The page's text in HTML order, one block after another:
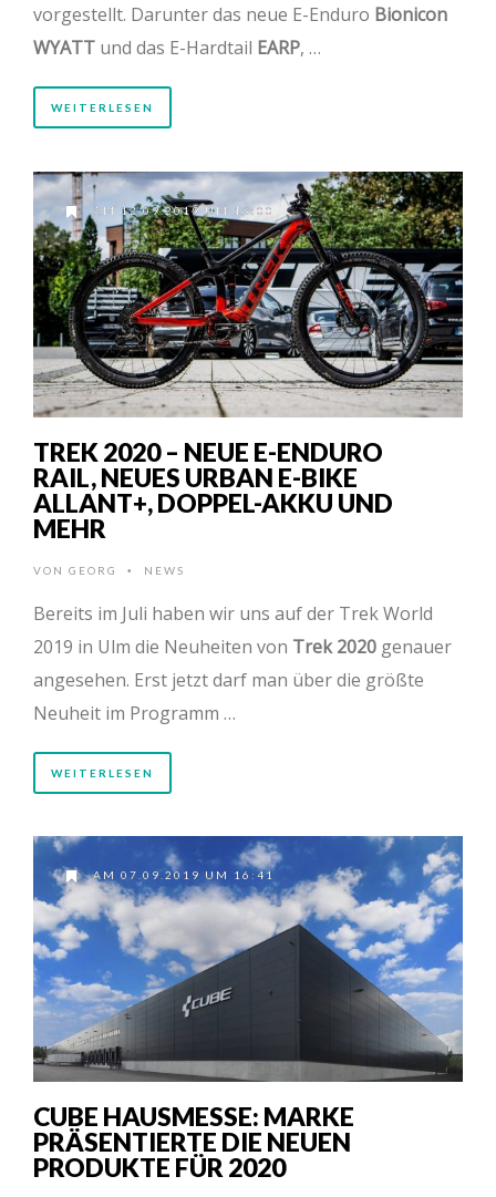
vorgestellt. Darunter das neue E-Enduro Bionicon
WYATT und das E-Hardtail EARP, …
WEITERLESEN
AM 12.09.2019 UM 16:00
TREK 2020 – NEUE E-ENDURO
RAIL, NEUES URBAN E-BIKE
ALLANT+, DOPPEL-AKKU UND
MEHR
VON GEORG • NEWS
Bereits im Juli haben wir uns auf der Trek World
2019 in Ulm die Neuheiten von Trek 2020 genauer
angesehen. Erst jetzt darf man über die größte
Neuheit im Programm …
WEITERLESEN
AM 07.09.2019 UM 16:41
CUBE HAUSMESSE: MARKE
PRÄSENTIERTE DIE NEUEN
PRODUKTE FÜR 2020